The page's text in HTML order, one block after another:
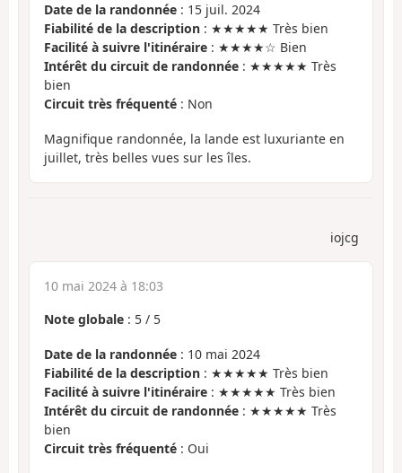
Date de la randonnée : 15 juil. 2024
Fiabilité de la description : ★★★★★ Très bien
Facilité à suivre l'itinéraire : ★★★★☆ Bien
Intérêt du circuit de randonnée : ★★★★★ Très
bien
Circuit très fréquenté : Non
Magnifique randonnée, la lande est luxuriante en
juillet, très belles vues sur les îles.
iojcg
10 mai 2024 à 18:03
Note globale : 5 / 5
Date de la randonnée : 10 mai 2024
Fiabilité de la description : ★★★★★ Très bien
Facilité à suivre l'itinéraire : ★★★★★ Très bien
Intérêt du circuit de randonnée : ★★★★★ Très
bien
Circuit très fréquenté : Oui